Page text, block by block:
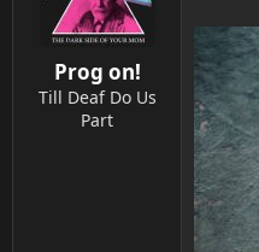
o
n
e
n
:
Prog on!
Till Deaf Do Us
Part